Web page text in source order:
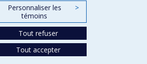
Personnaliser les
témoins
>
Tout refuser
Tout accepter